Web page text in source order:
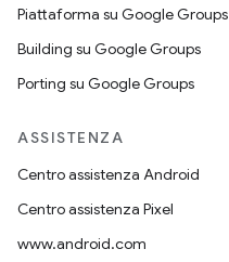
Piattaforma su Google Groups
Building su Google Groups
Porting su Google Groups
ASSISTENZA
Centro assistenza Android
Centro assistenza Pixel
www.android.com